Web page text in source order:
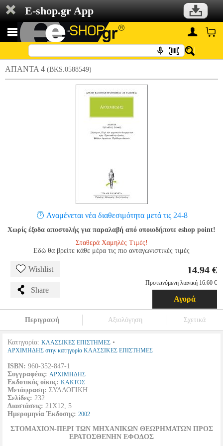
E-shop.gr App
ΑΠΑΝΤΑ 4 (BKS.0588549)
Αναμένεται νέα διαθεσιμότητα μετά τις 24-8
Χωρίς έξοδα αποστολής για παραλαβή από οποιοδήποτε eshop point!
Σταθερά Χαμηλές Τιμές!
Εδώ θα βρείτε κάθε μέρα τις πιο ανταγωνιστικές τιμές
Wishlist
Share
14.94 €
Προτεινόμενη λιανική 16.60 €
Αγορά
Περιγραφή Αξιολόγηση Σχετικά
Κατηγορία: ΚΛΑΣΣΙΚΕΣ ΕΠΙΣΤΗΜΕΣ •
ΑΡΧΙΜΗΔΗΣ στην κατηγορία ΚΛΑΣΣΙΚΕΣ ΕΠΙΣΤΗΜΕΣ
ISBN: 960-352-847-1
Συγγραφέας: ΑΡΧΙΜΗΔΗΣ
Εκδοτικός οίκος: ΚΑΚΤΟΣ
Μετάφραση: ΣΥΛΛΟΓΙΚΗ
Σελίδες: 232
Διαστάσεις: 21Χ12, 5
Ημερομηνία Έκδοσης: 2002
ΣΤΟΜΑΧΙΟΝ-ΠΕΡΙ ΤΩΝ ΜΗΧΑΝΙΚΩΝ ΘΕΩΡΗΜΑΤΩΝ ΠΡΟΣ
ΕΡΑΤΟΣΘΕΝΗΝ ΕΦΟΔΟΣ